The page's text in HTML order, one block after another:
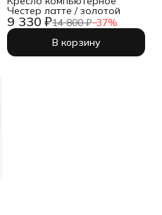
9 330 ₽14 800 ₽−37%
Честер латте / золотой
В корзину